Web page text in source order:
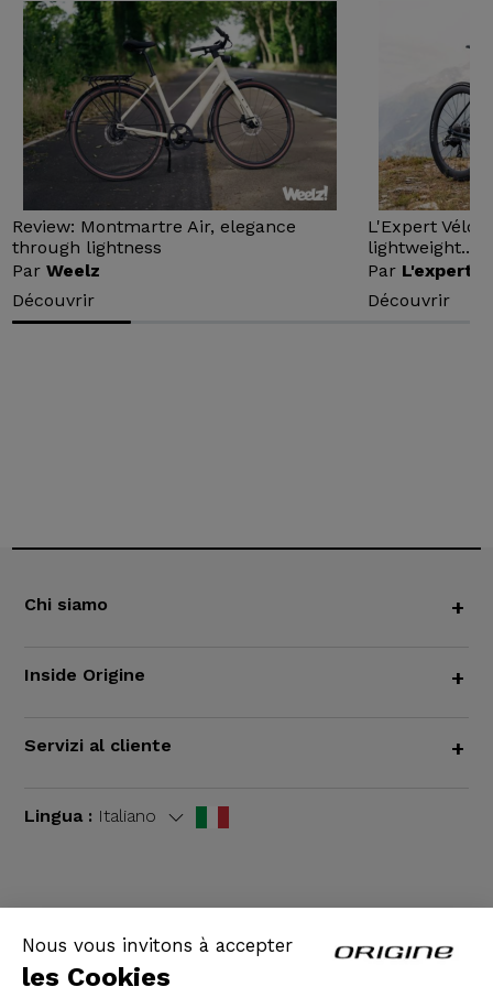
Nous vous invitons à accepter
les Cookies
Review: Montmartre Air, elegance
through lightness
ParWeelz
Découvrir
L'Expert Vélo
lightweight...
Par L'expert
Découvrir
Chi siamo +
Inside Origine +
Servizi al cliente +
Lingua : Italiano
TERMINI E CONDIZIONI GENERALI
legali